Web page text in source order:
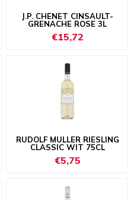
J.P. CHENET CINSAULT-
GRENACHE ROSE 3L
€15,72
RUDOLF MULLER RIESLING
CLASSIC WIT 75CL
€5,75